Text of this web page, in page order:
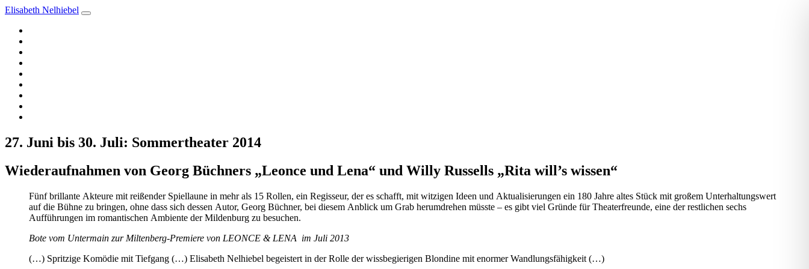
Elisabeth Nelhiebel
27. Juni bis 30. Juli: Sommertheater 2014
Wiederaufnahmen von Georg Büchners „Leonce und Lena“ und Willy Russells „Rita will’s wissen“
Fünf brillante Akteure mit reißender Spiellaune in mehr als 15 Rollen, ein Regisseur, der es schafft, mit witzigen Ideen und Aktualisierungen ein 180 Jahre altes Stück mit großem Unterhaltungswert
auf die Bühne zu bringen, ohne dass sich dessen Autor, Georg Büchner, bei diesem Anblick um Grab herumdrehen müsste – es gibt viel Gründe für Theaterfreunde, eine der restlichen sechs
Aufführungen im romantischen Ambiente der Mildenburg zu besuchen.
Bote vom Untermain zur Miltenberg-Premiere von LEONCE & LENA im Juli 2013
(…) Spritzige Komödie mit Tiefgang (…) Elisabeth Nelhiebel begeistert in der Rolle der wissbegierigen Blondine mit enormer Wandlungsfähigkeit (…)